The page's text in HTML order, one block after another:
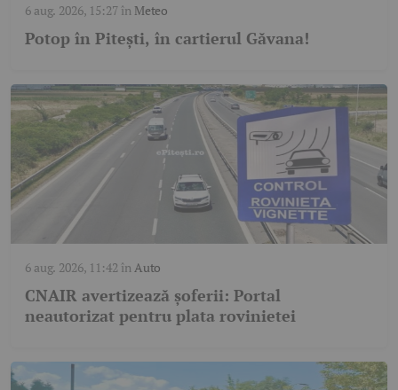
6 aug. 2026, 15:27în Meteo
Potop în Pitești, în cartierul Găvana!
6 aug. 2026, 11:42 înAuto
CNAIR avertizează șoferii: Portal
neautorizat pentru plata rovinietei